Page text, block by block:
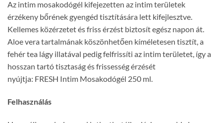
Az intim mosakodógél kifejezetten az intim területek
érzékeny bőrének gyengéd tisztítására lett kifejlesztve.
Kellemes közérzetet és friss érzést biztosít egész napon át.
Aloe vera tartalmának köszönhetően kíméletesen tisztít, a
fehér tea lágy illatával pedig felfrissíti az intim területet, így a
hosszan tartó tisztaság és frissesség érzését
nyújtja: FRESH Intim Mosakodógél 250 ml.
Felhasználás